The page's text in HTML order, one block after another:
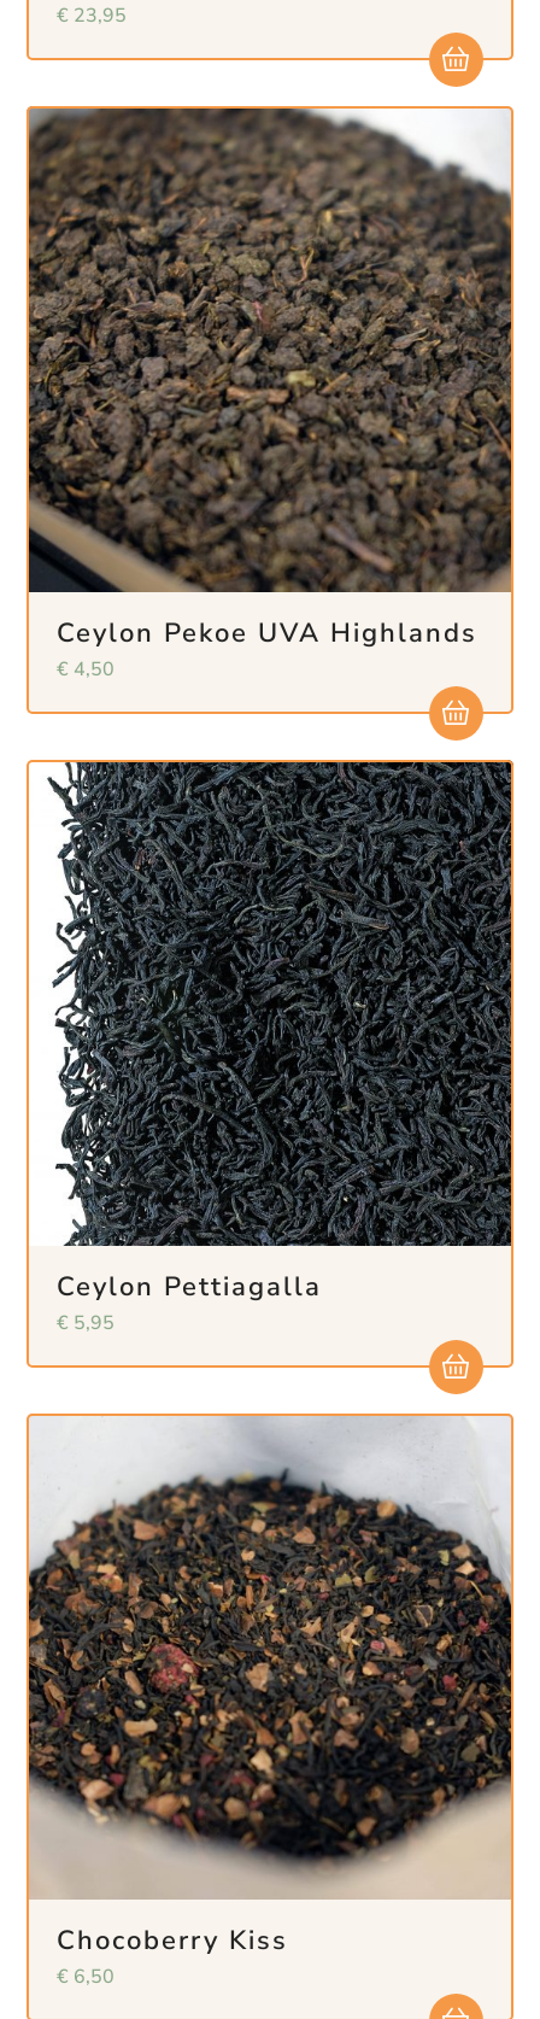
€ 23,95
Ceylon Pekoe UVA Highlands
€ 4,50
Ceylon Pettiagalla
€ 5,95
Chocoberry Kiss
€ 6,50